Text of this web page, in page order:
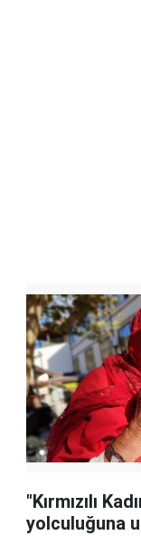
"Kırmızılı
yolculuğuna